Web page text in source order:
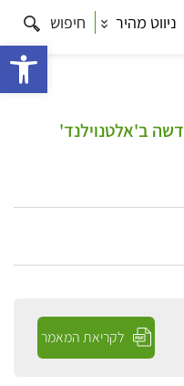
ניווט מהיר חיפוש
ב'אלטנוילנד'
לקריאת המאמר